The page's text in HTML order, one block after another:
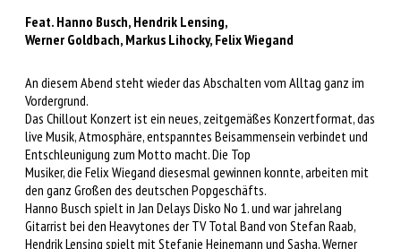
Feat. Hanno Busch, Hendrik Lensing,
Werner Goldbach, Markus Lihocky, Felix Wiegand
An diesem Abend steht wieder das Abschalten vom Alltag ganz im
Vordergrund.
Das Chillout Konzert ist ein neues, zeitgemäßes Konzertformat, das
live Musik, Atmosphäre, entspanntes Beisammensein verbindet und
Entschleunigung zum Motto macht. Die Top
Musiker, die Felix Wiegand diesesmal gewinnen konnte, arbeiten mit
den ganz Großen des deutschen Popgeschäfts.
Hanno Busch spielt in Jan Delays Disko No 1. und war jahrelang
Gitarrist bei den Heavytones der TV Total Band von Stefan Raab,
Hendrik Lensing spielt mit Stefanie Heinemann und Sasha, Werner